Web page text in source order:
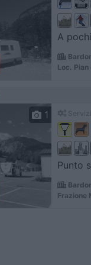
A
Loc. Pian
1
Punto
Frazione